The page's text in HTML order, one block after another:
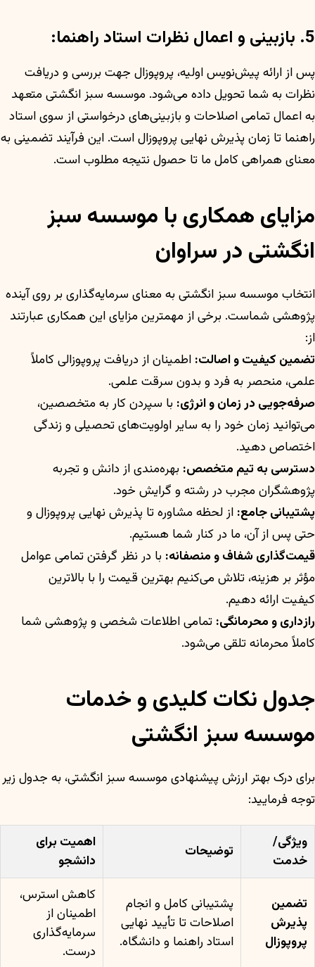
5. بازبینی و اعمال نظرات استاد راهنما:
پس از ارائه پیش‌نویس اولیه، پروپوزال جهت بررسی و دریافت
نظرات به شما تحویل داده می‌شود. موسسه سبز انگشتی متعهد
به اعمال تمامی اصلاحات و بازبینی‌های درخواستی از سوی استاد
راهنما تا زمان پذیرش نهایی پروپوزال است. این فرآیند تضمینی به
معنای همراهی کامل ما تا حصول نتیجه مطلوب است.
مزایای همکاری با موسسه سبز
انگشتی در سراوان
انتخاب موسسه سبز انگشتی به معنای سرمایه‌گذاری بر روی آینده
پژوهشی شماست. برخی از مهمترین مزایای این همکاری عبارتند
از:
تضمین کیفیت و اصالت: اطمینان از دریافت پروپوزالی کاملاً
علمی، منحصر به فرد و بدون سرقت علمی.
صرفه‌جویی در زمان و انرژی: با سپردن کار به متخصصین،
می‌توانید زمان خود را به سایر اولویت‌های تحصیلی و زندگی
اختصاص دهید.
دسترسی به تیم متخصص: بهره‌مندی از دانش و تجربه
پژوهشگران مجرب در رشته و گرایش خود.
پشتیبانی جامع: از لحظه مشاوره تا پذیرش نهایی پروپوزال و
حتی پس از آن، ما در کنار شما هستیم.
قیمت‌گذاری شفاف و منصفانه: با در نظر گرفتن تمامی عوامل
مؤثر بر هزینه، تلاش می‌کنیم بهترین قیمت را با بالاترین
کیفیت ارائه دهیم.
راز‌داری و محرمانگی: تمامی اطلاعات شخصی و پژوهشی شما
کاملاً محرمانه تلقی می‌شود.
جدول نکات کلیدی و خدمات
موسسه سبز انگشتی
برای درک بهتر ارزش پیشنهادی موسسه سبز انگشتی، به جدول زیر
توجه فرمایید:
ویژگی/
خدمت
توضیحات
اهمیت برای
دانشجو
تضمین
پذیرش
پروپوزال
پشتیبانی کامل و انجام
اصلاحات تا تأیید نهایی
استاد راهنما و دانشگاه.
کاهش استرس،
اطمینان از
سرمایه‌گذاری
درست.